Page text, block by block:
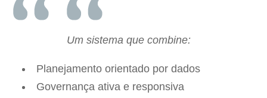
Um sistema que combine:
Planejamento orientado por dados
Governança ativa e responsiva